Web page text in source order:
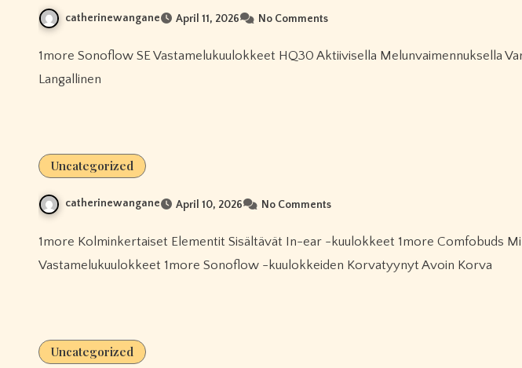
catherinewangane April 11, 2026 No Comments
1more Sonoflow SE Vastamelukuulokkeet HQ30 Aktiivisella Melunvaimennuksella Varustetut Kuulokkeet
Langallinen
Uncategorized
catherinewangane April 10, 2026 No Comments
1more Kolminkertaiset Elementit Sisältävät In-ear -kuulokkeet 1more Comfobuds Mini Täysin Langattomat
Vastamelukuulokkeet 1more Sonoflow -kuulokkeiden Korvatyynyt Avoin Korva
Uncategorized